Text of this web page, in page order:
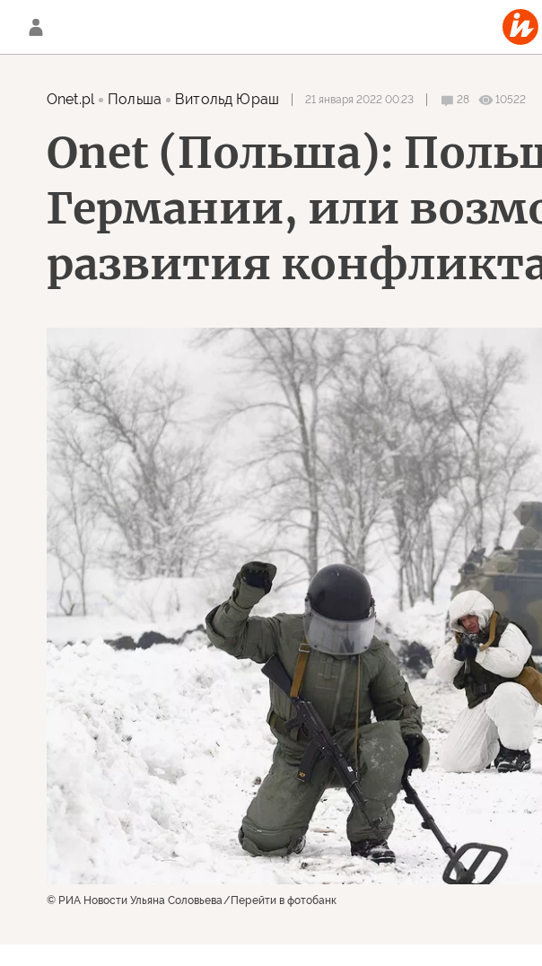
Onet.pl Польша Витольд Юраш 21 января 2022 00:23 28 10522
Onet (Польша):
Германии, или
развития
© РИА Новости Ульяна Соловьева Перейти в фотобанк